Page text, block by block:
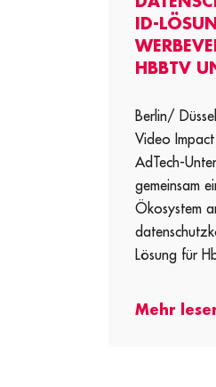
ID-
HBBTV
Berlin/
Video
AdTech-
gemeinsam
Ökosystem
Lösung für
Mehr